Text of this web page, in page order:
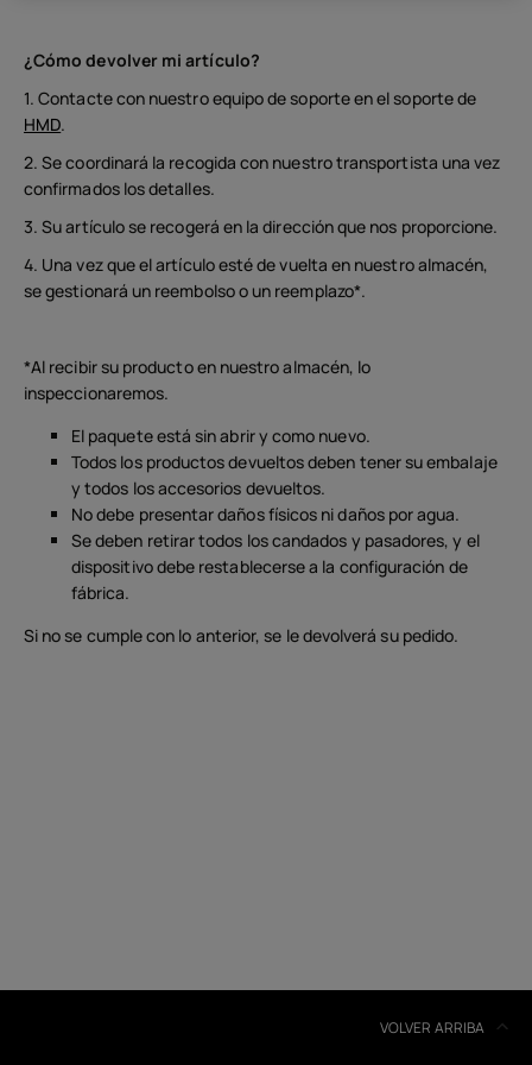
¿Cómo devolver mi artículo?
1. Contacte con nuestro equipo de soporte en el soporte de
HMD.
2. Se coordinará la recogida con nuestro transportista una vez
confirmados los detalles.
3. Su artículo se recogerá en la dirección que nos proporcione.
4. Una vez que el artículo esté de vuelta en nuestro almacén,
se gestionará un reembolso o un reemplazo*.
*Al recibir su producto en nuestro almacén, lo
inspeccionaremos.
El paquete está sin abrir y como nuevo.
Todos los productos devueltos deben tener su embalaje
y todos los accesorios devueltos.
No debe presentar daños físicos ni daños por agua.
Se deben retirar todos los candados y pasadores, y el
dispositivo debe restablecerse a la configuración de
fábrica.
Si no se cumple con lo anterior, se le devolverá su pedido.
VOLVER ARRIBA